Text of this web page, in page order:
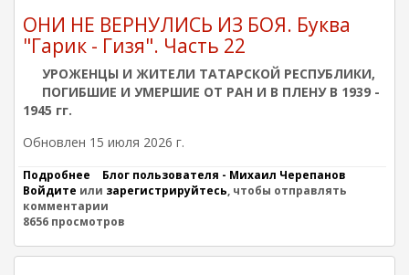
С
И
Н
В
А
И
Л
А
Е
И
ОНИ НЕ ВЕРНУЛИСЬ ИЗ БОЯ. Буква
"Гарик - Гизя". Часть 22
УРОЖЕНЦЫ И ЖИТЕЛИ ТАТАРСКОЙ РЕСПУБЛИКИ,
ПОГИБШИЕ И УМЕРШИЕ ОТ РАН И В ПЛЕНУ В 1939 -
1945 гг.
Обновлен 15 июля 2026 г.
Подробнее
О
Н
И
Е
Блог пользователя - Михаил Черепанов
Войдите или зарегистрируйтесь, чтобы отправлять
комментарии
8656 просмотров